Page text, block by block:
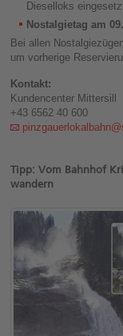
+
3
Dieselloks
Nostalgietag am
Bei allen
um vorherige
Kontakt:
Kundencenter Mittersill
+43 6562 40 600
Tipp: Vom Bahnhof
wandern